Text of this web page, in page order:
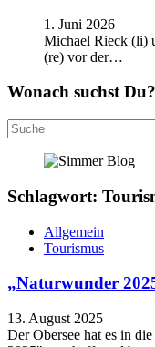
1. Juni 2026
Michael Rieck (li)
(re) vor der…
Wonach suchst Du?
Suchen
nach:
Schlagwort:
Allgemein
Tourismus
„Naturwunder
13. August 2025
Der Obersee hat es in